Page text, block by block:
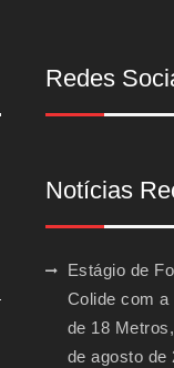
Redes
Notícias
Estágio de
Colide com
de 18
de agosto de